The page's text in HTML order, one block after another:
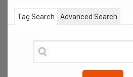
Tag Search Advanced Search